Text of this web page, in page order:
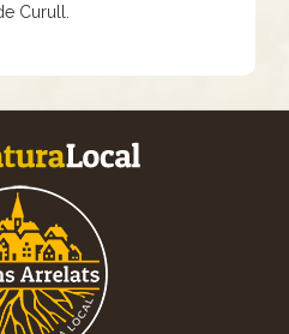
Curull.